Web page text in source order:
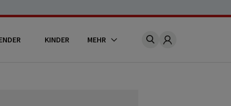
KINDER MEHR Account